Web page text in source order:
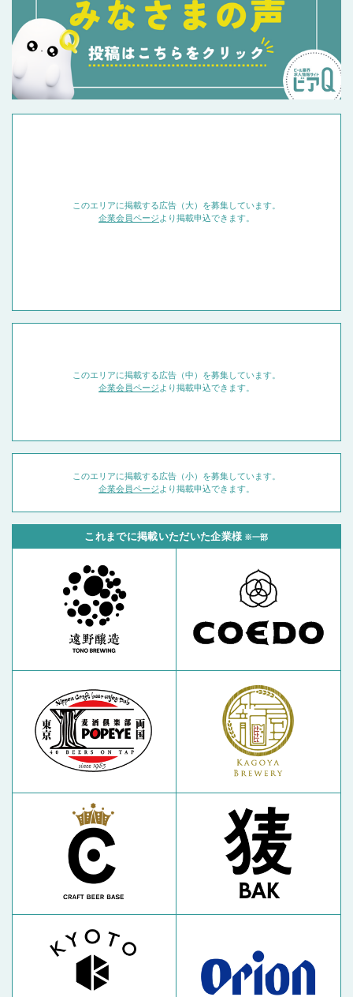
このエリアに掲載する広告（大）を募集しています。
企業会員ページより掲載申込できます。
このエリアに掲載する広告（中）を募集しています。
企業会員ページより掲載申込できます。
このエリアに掲載する広告（小）を募集しています。
企業会員ページより掲載申込できます。
これまでに掲載いただいた企業様 ※一部